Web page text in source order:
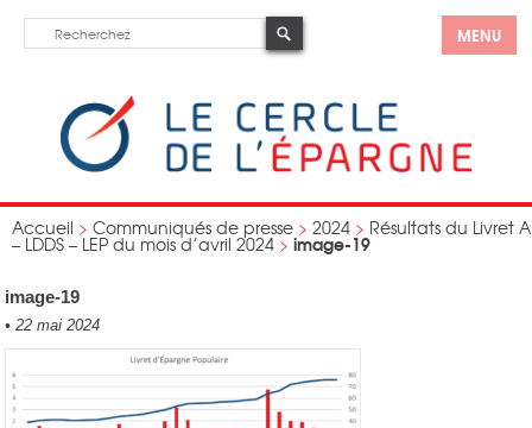
MENU
Accueil > Communiqués de presse > 2024 > Résultats du Livret A
– LDDS – LEP du mois d’avril 2024 > image-19
image-19
• 22 mai 2024